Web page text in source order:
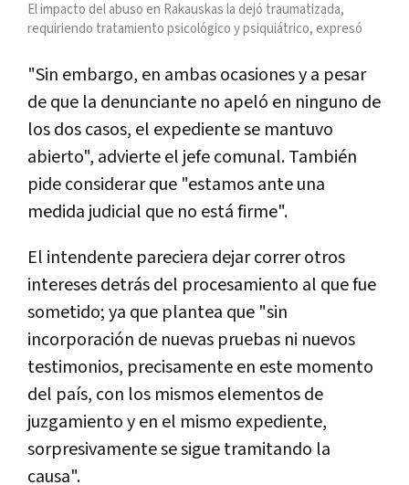
El impacto del abuso en Rakauskas la dejó traumatizada,
requiriendo tratamiento psicológico y psiquiátrico, expresó
"Sin embargo, en ambas ocasiones y a pesar
de que la denunciante no apeló en ninguno de
los dos casos, el expediente se mantuvo
abierto", advierte el jefe comunal. También
pide considerar que "estamos ante una
medida judicial que no está firme".
El intendente pareciera dejar correr otros
intereses detrás del procesamiento al que fue
sometido; ya que plantea que "sin
incorporación de nuevas pruebas ni nuevos
testimonios, precisamente en este momento
del país, con los mismos elementos de
juzgamiento y en el mismo expediente,
sorpresivamente se sigue tramitando la
causa".